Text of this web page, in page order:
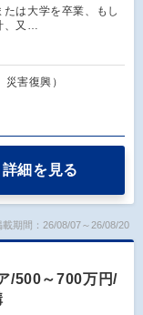
たは大学を卒業、もし
、又…
害復興）
詳細を見る
載期間：26/08/07～26/08/20
/500～700万円/